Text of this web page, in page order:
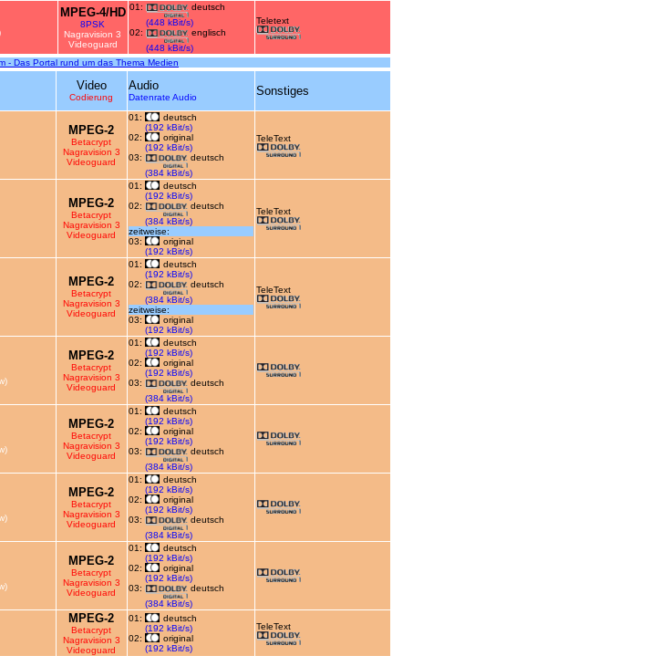
MPEG-4/HD
8PSK
Nagravision 3
Videoguard
01:
deutsch
(448 kBit/s)
02:
englisch
(448 kBit/s)
Teletext
- Das Portal rund um das Thema Medien
Video
Codierung
Audio
Datenrate Audio Sonstiges
MPEG-2
Betacrypt
Nagravision 3
Videoguard
01:
deutsch
(192 kBit/s)
02:
original
(192 kBit/s)
03:
deutsch
(384 kBit/s)
TeleText
MPEG-2
Betacrypt
Nagravision 3
Videoguard
01:
deutsch
(192 kBit/s)
02:
deutsch
(384 kBit/s)
zeitweise:
03:
original
(192 kBit/s)
TeleText
MPEG-2
Betacrypt
Nagravision 3
Videoguard
01:
deutsch
(192 kBit/s)
02:
deutsch
(384 kBit/s)
zeitweise:
03:
original
(192 kBit/s)
TeleText
MPEG-2
Betacrypt
Nagravision 3
Videoguard
01:
deutsch
(192 kBit/s)
02:
original
(192 kBit/s)
03:
deutsch
(384 kBit/s)
MPEG-2
Betacrypt
Nagravision 3
Videoguard
01:
deutsch
(192 kBit/s)
02:
original
(192 kBit/s)
03:
deutsch
(384 kBit/s)
MPEG-2
Betacrypt
Nagravision 3
Videoguard
01:
deutsch
(192 kBit/s)
02:
original
(192 kBit/s)
03:
deutsch
(384 kBit/s)
MPEG-2
Betacrypt
Nagravision 3
Videoguard
01:
deutsch
(192 kBit/s)
02:
original
(192 kBit/s)
03:
deutsch
(384 kBit/s)
MPEG-2
Betacrypt
Nagravision 3
Videoguard
01:
deutsch
(192 kBit/s)
02:
original
(192 kBit/s)
TeleText